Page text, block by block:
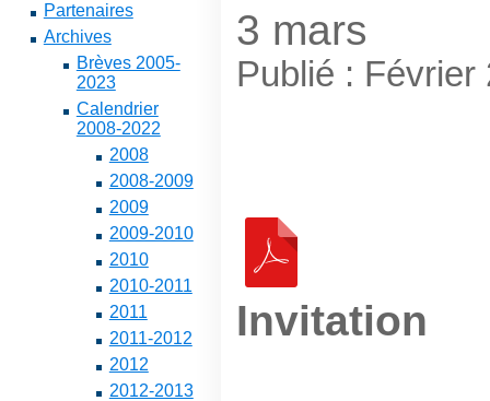
Partenaires
Archives
Brèves 2005-
2023
Calendrier
2008-2022
2008
2008-2009
2009
2009-2010
2010
2010-2011
2011
2011-2012
2012
2012-2013
3 mars
Publié : Février
Invitation